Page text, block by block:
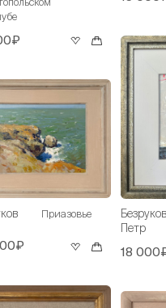
Приазовье
Безруков
Петр
18